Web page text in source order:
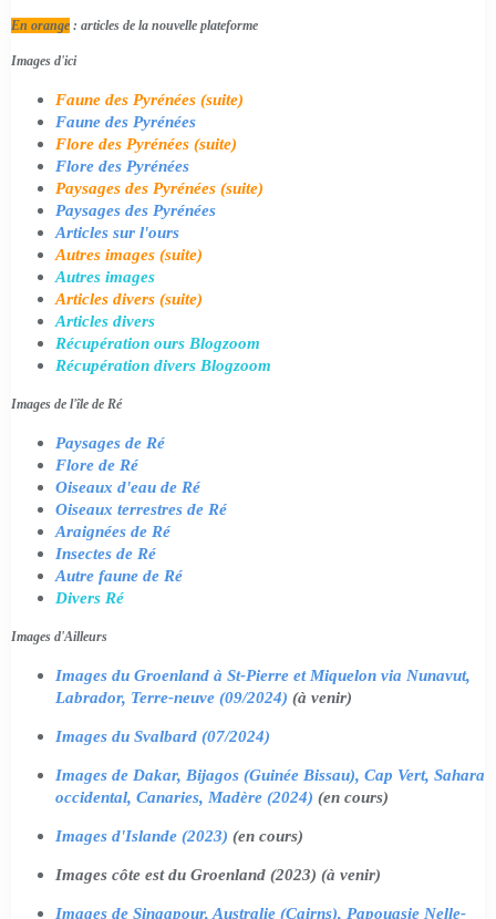
En orange : articles de la nouvelle plateforme
Images d'ici
Faune des Pyrénées (suite)
Faune des Pyrénées
Flore des Pyrénées (suite)
Flore des Pyrénées
Paysages des Pyrénées (suite)
Paysages des Pyrénées
Articles sur l'ours
Autres images (suite)
Autres images
Articles divers (suite)
Articles divers
Récupération ours Blogzoom
Récupération divers Blogzoom
Images de l'île de Ré
Paysages de Ré
Flore de Ré
Oiseaux d'eau de Ré
Oiseaux terrestres de Ré
Araignées de Ré
Insectes de Ré
Autre faune de Ré
Divers Ré
Images d'Ailleurs
Images du Groenland à St-Pierre et Miquelon via Nunavut,
Labrador, Terre-neuve (09/2024) (à venir)
Images du Svalbard (07/2024)
Images de Dakar, Bijagos (Guinée Bissau), Cap Vert, Sahara
occidental, Canaries, Madère (2024) (en cours)
Images d'Islande (2023) (en cours)
Images côte est du Groenland (2023) (à venir)
Images de Singapour, Australie (Cairns), Papouasie Nelle-